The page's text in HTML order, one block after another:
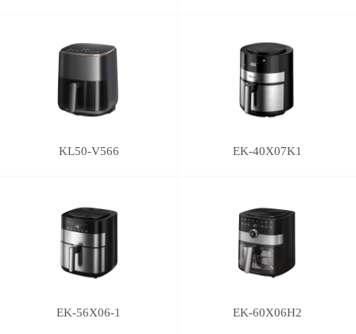
KL50-V566 EK-40X07K1
EK-56X06-1 EK-60X06H2